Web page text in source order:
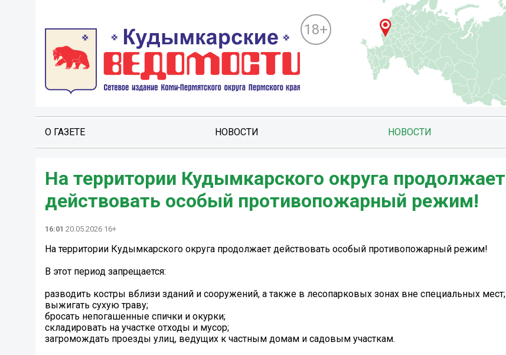
18+
О ГАЗЕТЕ НОВОСТИ НОВОСТИ
На территории Кудымкарского округа продолжает
действовать особый противопожарный режим!
16:01 20.05.2026 16+
На территории Кудымкарского округа продолжает действовать особый противопожарный режим!
В этот период запрещается:
разводить костры вблизи зданий и сооружений, а также в лесопарковых зонах вне специальных мест;
выжигать сухую траву;
бросать непогашенные спички и окурки;
складировать на участке отходы и мусор;
загромождать проезды улиц, ведущих к частным домам и садовым участкам.